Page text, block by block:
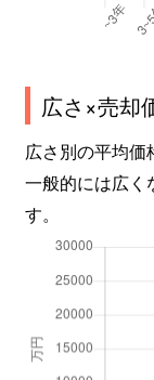
広さ×売却
広さ別の平均価
一般的には広く
す。